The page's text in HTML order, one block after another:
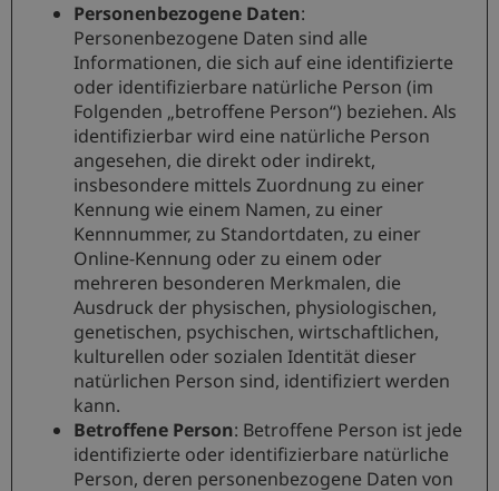
Personenbezogene Daten:
Personenbezogene Daten sind alle
Informationen, die sich auf eine identifizierte
oder identifizierbare natürliche Person (im
Folgenden „betroffene Person“) beziehen. Als
identifizierbar wird eine natürliche Person
angesehen, die direkt oder indirekt,
insbesondere mittels Zuordnung zu einer
Kennung wie einem Namen, zu einer
Kennnummer, zu Standortdaten, zu einer
Online-Kennung oder zu einem oder
mehreren besonderen Merkmalen, die
Ausdruck der physischen, physiologischen,
genetischen, psychischen, wirtschaftlichen,
kulturellen oder sozialen Identität dieser
natürlichen Person sind, identifiziert werden
kann.
Betroffene Person: Betroffene Person ist jede
identifizierte oder identifizierbare natürliche
Person, deren personenbezogene Daten von